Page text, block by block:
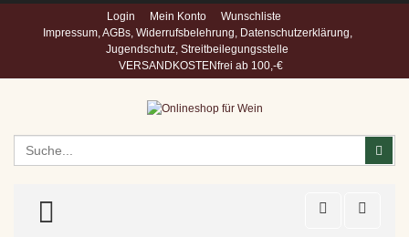
Login Mein Konto
Wunschliste
Impressum, AGBs, Widerrufsbelehrung, Datenschutzerklärung,
Jugendschutz, Streitbeilegungsstelle
VERSANDKOSTENfrei ab 100,-€
TOGGLE MENU